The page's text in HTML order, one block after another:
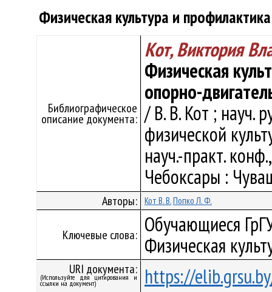
Физическая культура и
Библиографическое
описание документа:
Кот, Виктория
Физическая
опорно-
/ В. В. Кот ; науч.
физической
науч.-практ.
Чебоксары :
Авторы: Кот В. В.Попко Л. Ф.
Ключевые слова: Обучающиеся
Физическая
URI документа:
(Используйте для цитирования и
ссылки на документ) https://